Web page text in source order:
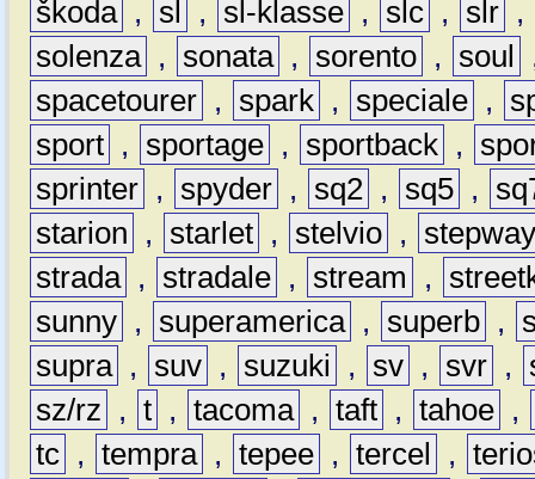
škoda , sl , sl-klasse , slc , slr ,
solenza , sonata , sorento , soul
spacetourer , spark , speciale ,
sport , sportage , sportback ,
sprinter , spyder , sq2 , sq5 ,
starion
, starlet , stelvio ,
strada , stradale , stream ,
sunny , superamerica , superb ,
supra , suv , suzuki , sv , svr ,
sz/rz
, t , tacoma , taft , tahoe ,
tc , tempra , tepee , tercel ,